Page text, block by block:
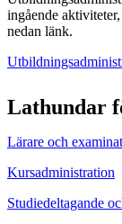
ingående
nedan länk.
Lathundar
Lärare och
Kursadministration
Studiedeltagande